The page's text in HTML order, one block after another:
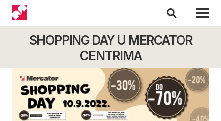
SHOPPING DAY U MERCATOR
CENTRIMA